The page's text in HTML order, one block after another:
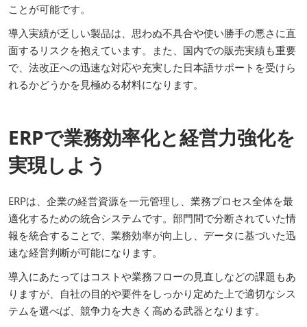
ことが可能です。
導入実績が乏しい製品は、思わぬ不具合や使い勝手の悪さに直
面するリスクを抱えています。また、国内での販売実績も重要
で、法改正への迅速な対応や充実した日本語サポートを受けら
れるかどうかを見極める材料になります。
ERPで業務効率化と経営力強化を
実現しよう
ERPは、企業の経営資源を一元管理し、業務プロセス全体を最
適化するための統合システムです。部門間で分断されていた情
報を統合することで、業務効率が向上し、データに基づいた迅
速な経営判断が可能になります。
導入にあたってはコストや業務フローの見直しなどの課題もあ
りますが、自社の目的や要件をしっかり定めた上で適切なシス
テムを選べば、競争力を大きく高める武器となります。